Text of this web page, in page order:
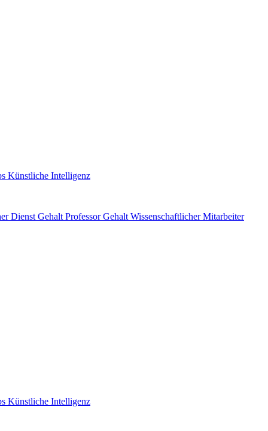
Künstliche Intelligenz
Dienst Gehalt Professor Gehalt Wissenschaftlicher Mitarbeiter
Künstliche Intelligenz